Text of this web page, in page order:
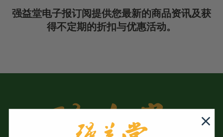
强益堂电子报订阅提供您最新的商品资讯及获
得不定期的折扣与优惠活动。